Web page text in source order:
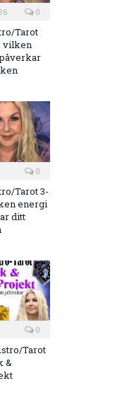
0
Tarot
vilken
0
Tarot 3-
energi
ditt
0
Tarot
&